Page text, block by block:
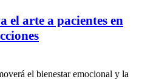
el arte a pacientes en
el bienestar emocional y la